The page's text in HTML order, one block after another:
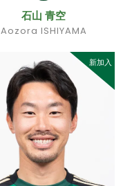
石山 青空
Aozora ISHIYAMA
新加入